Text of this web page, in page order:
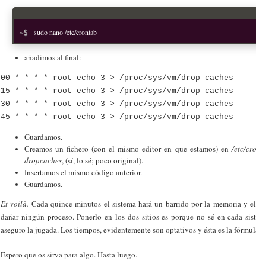
sudo nano /etc/crontab
añadimos al final:
00 * * * * root echo 3 > /proc/sys/vm/drop_caches
15 * * * * root echo 3 > /proc/sys/vm/drop_caches
30 * * * * root echo 3 > /proc/sys/vm/drop_caches
45 * * * * root echo 3 > /proc/sys/vm/drop_caches
Guardamos.
Creamos un fichero (con el mismo editor en que estamos) en/etc/
dropcaches, (sí, lo sé; poco original).
Insertamos el mismo código anterior.
Guardamos.
Et voilà. Cada quince minutos el sistema hará un barrido por la memoria y
dañar ningún proceso. Ponerlo en los dos sitios es porque no sé en cada
aseguro la jugada. Los tiempos, evidentemente son optativos y ésta es la
Espero que os sirva para algo. Hasta luego.